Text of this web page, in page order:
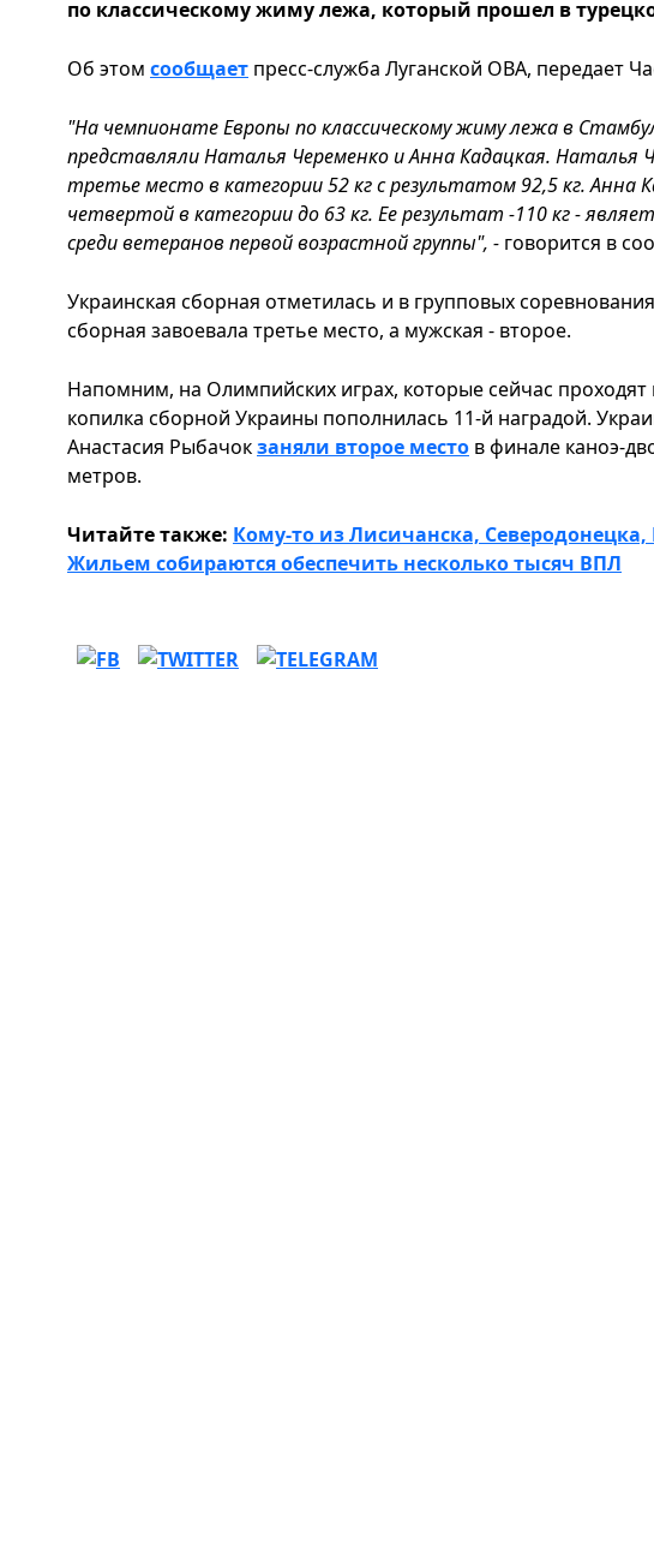
по классическому жиму лежа, который прошел в
Об этом сообщает пресс-служба Луганской ОВА, передает
"На чемпионате Европы по классическому жиму лежа в
представляли Наталья Череменко и Анна Кадацкая. Наталья
третье место в категории 52 кг с результатом 92,5 кг. Анна
четвертой в категории до 63 кг. Ее результат -110 кг -
среди ветеранов первой возрастной группы", - говорится в
Украинская сборная отметилась и в групповых
сборная завоевала третье место, а мужская - второе.
Напомним, на Олимпийских играх, которые сейчас проходят
копилка сборной Украины пополнилась 11-й наградой.
Анастасия Рыбачокзаняли второе место в финале каноэ-
метров.
Читайте также: Кому-то из Лисичанска, Северодонецка,
Жильем собираются обеспечить несколько тысяч ВПЛ